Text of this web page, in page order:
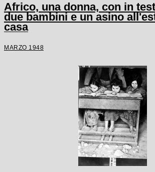
Africo, una donna, con in
due bambini e un asino
casa
MARZO 1948